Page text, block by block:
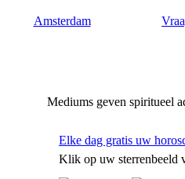
Amsterdam
Mediums geven spiritueel
Elke dag gratis uw
Klik op uw sterrenbeeld